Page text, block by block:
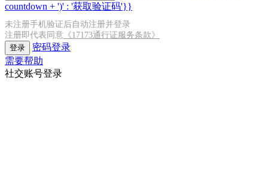
countdown + ')' : '获取验证码'}}
未注册手机验证后自动注册并登录
注册即代表同意 《17173通行证服务条款》
登录
密码登录
需要帮助
社交账号登录